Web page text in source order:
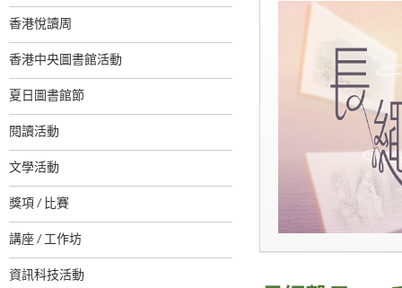
香港悅讀周
香港中央圖書館活動
夏日圖書館節
閱讀活動
文學活動
獎項 / 比賽
講座 / 工作坊
資訊科技活動